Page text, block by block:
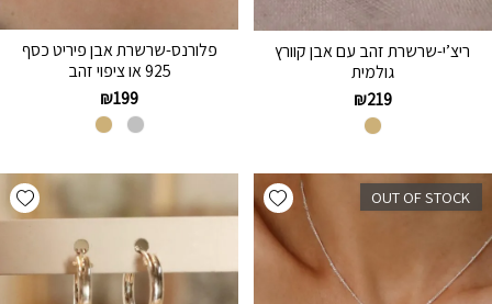
ריצ’י-שרשרת זהב עם אבן קוורץ
גולמית
₪219
פלורנס-שרשרת אבן פיריט כסף
925 או ציפוי זהב
₪199
Add wishlist OUT OF STOCK